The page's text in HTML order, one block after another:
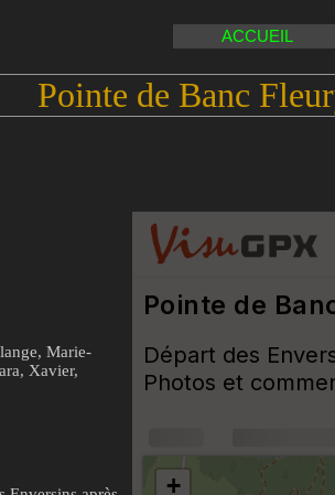
ACCUEIL
Pointe de Banc
Marie-
Xavier,